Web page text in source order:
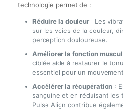
technologie permet de :
Réduire la douleur: Les
sur les voies de la douleur,
perception douloureuse.
Améliorer la fonction
ciblée aide à restaurer le
essentiel pour un
Accélérer la récupération:
sanguine et en réduisant les
Pulse Align contribue